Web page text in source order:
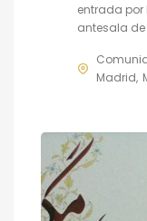
entrada por
antesala
Madrid